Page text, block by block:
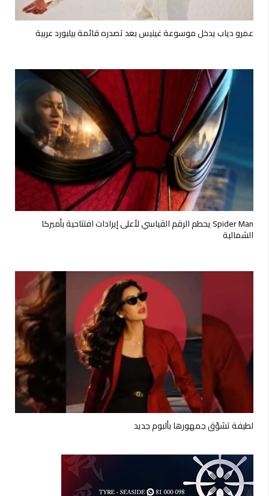
عمرو دياب يدخل موسوعة غينيس بعد تصدره قائمة بيلبورد عربية
Spider Man يحطم الرقم القياسي لأعلى إيرادات افتتاحية بأميركا
الشمالية
لطيفة تشوّق جمهورها بألبوم جديد